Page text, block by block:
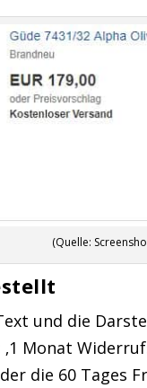
(Quelle:
und die
Monat
die 60 Tages